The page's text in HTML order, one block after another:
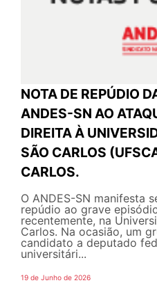
NOTA DE REPÚDIO
ANDES-SN AO
DIREITA À
SÃO CARLOS
CARLOS.
O ANDES-SN manifesta
repúdio ao grave
recentemente, na
Carlos. Na ocasião, um
candidato a deputado
universitári...
19 de Junho de 2026